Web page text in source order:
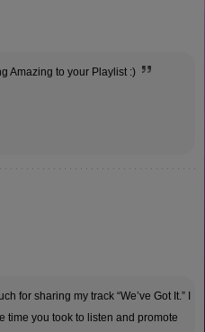
Amazing to your Playlist :)
for sharing my track “We’ve Got It.” I
time you took to listen and promote